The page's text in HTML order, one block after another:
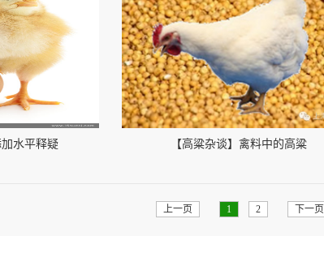
水平释疑 【高粱杂谈】禽料中的高粱
上一页 1 2 下一页